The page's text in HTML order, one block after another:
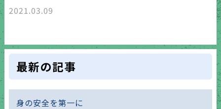
2021.03.09
最新の記事
身の安全を第一に